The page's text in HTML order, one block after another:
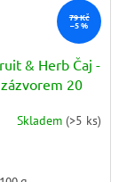
79 Kč
–5 %
& Herb Čaj -
20
Skladem(>5 ks)